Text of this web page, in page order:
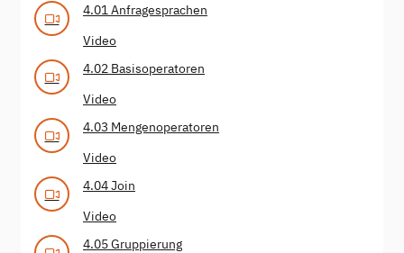
4.01 Anfragesprachen
Video
4.02 Basisoperatoren
Video
4.03 Mengenoperatoren
Video
4.04 Join
Video
4.05 Gruppierung